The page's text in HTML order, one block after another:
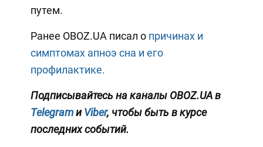
путем.
Ранее OBOZ.UA писал о причинах и
симптомах апноэ сна и его
профилактике.
Подписывайтесь на каналы OBOZ.UA в
TelegramиViber, чтобы быть в курсе
последних событий.